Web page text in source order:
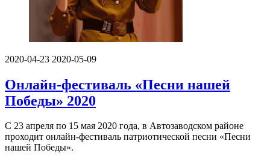
2020-04-23 2020-05-09
Онлайн-фестиваль «Песни нашей
Победы» 2020
С 23 апреля по 15 мая 2020 года, в Автозаводском районе
проходит онлайн-фестиваль патриотической песни «Песни
нашей Победы».